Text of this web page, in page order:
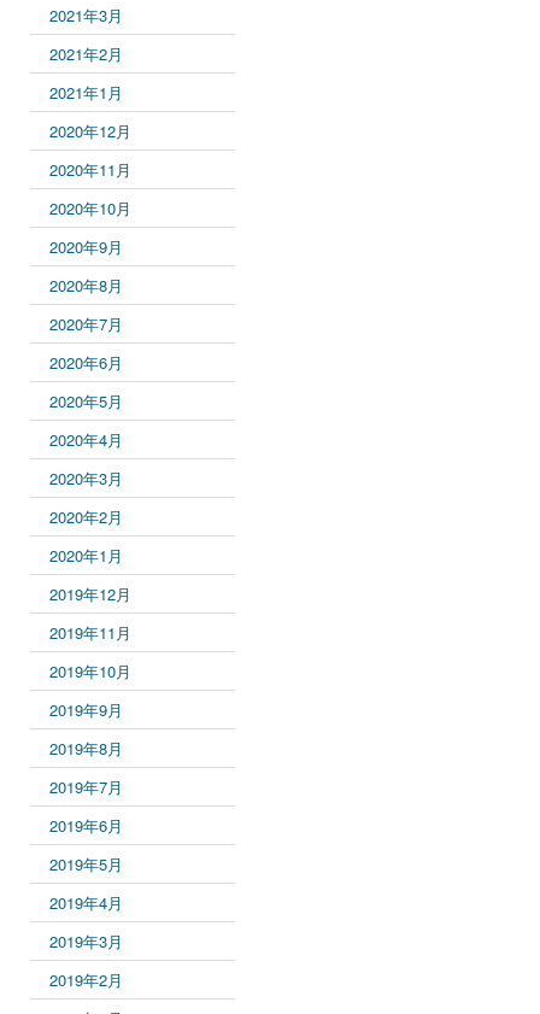
2021年3月
2021年2月
2021年1月
2020年12月
2020年11月
2020年10月
2020年9月
2020年8月
2020年7月
2020年6月
2020年5月
2020年4月
2020年3月
2020年2月
2020年1月
2019年12月
2019年11月
2019年10月
2019年9月
2019年8月
2019年7月
2019年6月
2019年5月
2019年4月
2019年3月
2019年2月